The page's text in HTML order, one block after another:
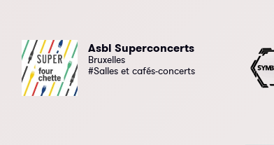
Asbl Superconcerts
Bruxelles
#Salles et cafés-concerts